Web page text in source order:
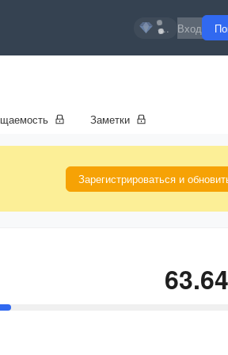
... Вход
Заметки
Зарегистрироваться и
63.64